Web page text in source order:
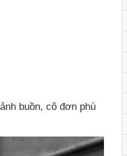
buồn, cô đơn phù